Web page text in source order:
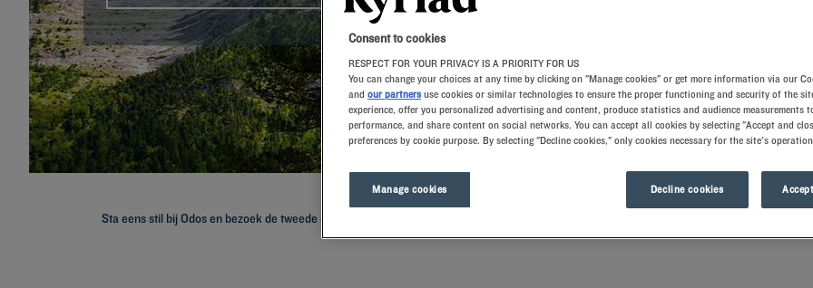
Sta eens stil bij Odos en bezoek de tweede stad van Frankrijk die een rijke geschiedenis heeft. Plan uw uitstappen vanuit uw Kyriad hotel.
Consent to cookies
RESPECT FOR YOUR PRIVACY IS A PRIORITY FOR US
You can change your choices at any time by clicking on "Manage cookies" or get more information via our
and our partners use cookies or similar technologies to ensure the proper functioning and security of the
experience, offer you personalized advertising and content, produce statistics and audience measurements
performance, and share content on social networks. You can accept all cookies by selecting "Accept and
preferences by cookie purpose. By selecting "Decline cookies," only cookies necessary for the site's
Manage cookies Decline cookies